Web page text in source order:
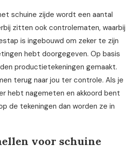
schuine zijde wordt een aantal
zitten ook controlematen, waarbij
is ingebouwd om zeker te zijn
hebt doorgegeven. Op basis
productietekeningen gemaakt.
terug naar jou ter controle. Als je
hebt nagemeten en akkoord bent
de tekeningen dan worden ze in
voor schuine